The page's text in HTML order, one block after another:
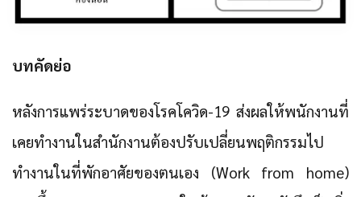
บทคัดย่อ
หลังการแพร่ระบาดของโรคโควิด-19 ส่งผลให้พนักงานที่
เคยทำงานในสำนักงานต้องปรับเปลี่ยนพฤติกรรมไป
ทำงานในที่พักอาศัยของตนเอง (Work from home)